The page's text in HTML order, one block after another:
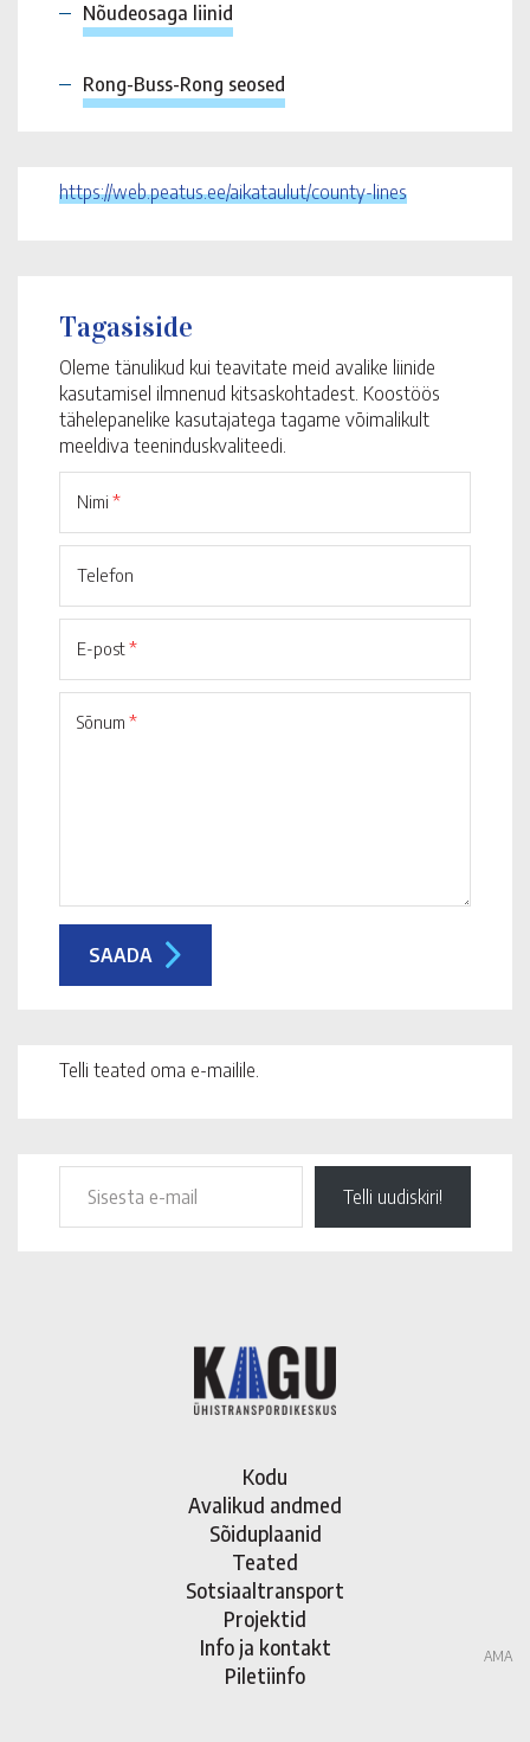
Nõudeosaga liinid
Rong-Buss-Rong seosed
https://web.peatus.ee/aikataulut/county-lines
Tagasiside
Oleme tänulikud kui teavitate meid avalike liinide
kasutamisel ilmnenud kitsaskohtadest. Koostöös
tähelepanelike kasutajatega tagame võimalikult
meeldiva teeninduskvaliteedi.
Nimi *
Telefon
E-post*
Sõnum *
Telli teated oma e-mailile.
Telli uudiskiri!
Kodu
Avalikud andmed
Sõiduplaanid
Teated
Sotsiaaltransport
Projektid
Info ja kontakt
Piletiinfo
AMA